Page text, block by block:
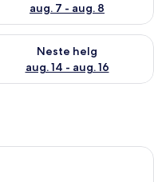
aug. 7 - aug. 8
aug. 7 - aug. 9
Neste helg
aug. 14 - aug. 16
tilgjengelighet for neste
2 soverom (6 pers) |